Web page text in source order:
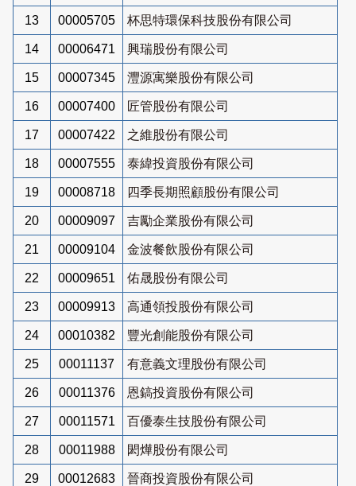
13 00005705 杯思特環保科技股份有限公司
14 00006471 興瑞股份有限公司
15 00007345 灃源寓樂股份有限公司
16 00007400 匠管股份有限公司
17 00007422 之維股份有限公司
18 00007555 泰緯投資股份有限公司
19 00008718 四季長期照顧股份有限公司
20 00009097 吉勵企業股份有限公司
21 00009104 金波餐飲股份有限公司
22 00009651 佑晟股份有限公司
23 00009913 高通領投股份有限公司
24 00010382 豐光創能股份有限公司
25 00011137 有意義文理股份有限公司
26 00011376 恩鎬投資股份有限公司
27 00011571 百優泰生技股份有限公司
28 00011988 閎燁股份有限公司
29 00012683 晉商投資股份有限公司